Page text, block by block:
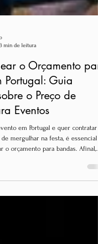
3 min de leitura
o Orçamento
Portugal: Guia
o Preço de
Eventos
em Portugal e quer contratar
o orçamento para bandas. Afinal,
no fim, certo?